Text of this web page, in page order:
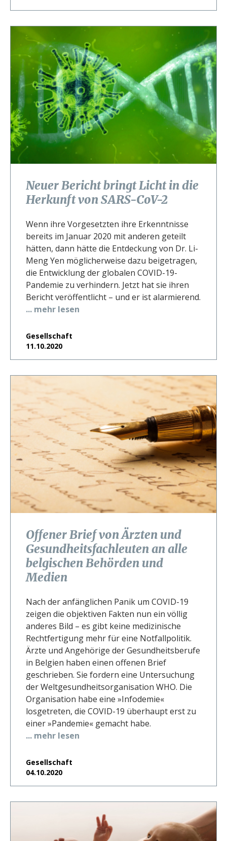
Neuer Bericht bringt Licht in die
Herkunft von SARS-CoV-2
Wenn ihre Vorgesetzten ihre Erkenntnisse
bereits im Januar 2020 mit anderen geteilt
hätten, dann hätte die Entdeckung von Dr. Li-
Meng Yen möglicherweise dazu beigetragen,
die Entwicklung der globalen COVID-19-
Pandemie zu verhindern. Jetzt hat sie ihren
Bericht veröffentlicht – und er ist alarmierend.
... mehr lesen
Gesellschaft
11.10.2020
Offener Brief von Ärzten und
Gesundheitsfachleuten an alle
belgischen Behörden und
Medien
Nach der anfänglichen Panik um COVID-19
zeigen die objektiven Fakten nun ein völlig
anderes Bild – es gibt keine medizinische
Rechtfertigung mehr für eine Notfallpolitik.
Ärzte und Angehörige der Gesundheitsberufe
in Belgien haben einen offenen Brief
geschrieben. Sie fordern eine Untersuchung
der Weltgesundheitsorganisation WHO. Die
Organisation habe eine »Infodemie«
losgetreten, die COVID-19 überhaupt erst zu
einer »Pandemie« gemacht habe.
... mehr lesen
Gesellschaft
04.10.2020